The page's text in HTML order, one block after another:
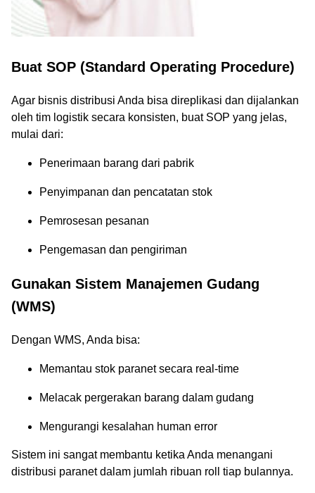
Buat SOP (Standard Operating Procedure)
Agar bisnis distribusi Anda bisa direplikasi dan dijalankan
oleh tim logistik secara konsisten, buat SOP yang jelas,
mulai dari:
Penerimaan barang dari pabrik
Penyimpanan dan pencatatan stok
Pemrosesan pesanan
Pengemasan dan pengiriman
Gunakan Sistem Manajemen Gudang
(WMS)
Dengan WMS, Anda bisa:
Memantau stok paranet secara real-time
Melacak pergerakan barang dalam gudang
Mengurangi kesalahan human error
Sistem ini sangat membantu ketika Anda menangani
distribusi paranet dalam jumlah ribuan roll tiap bulannya.